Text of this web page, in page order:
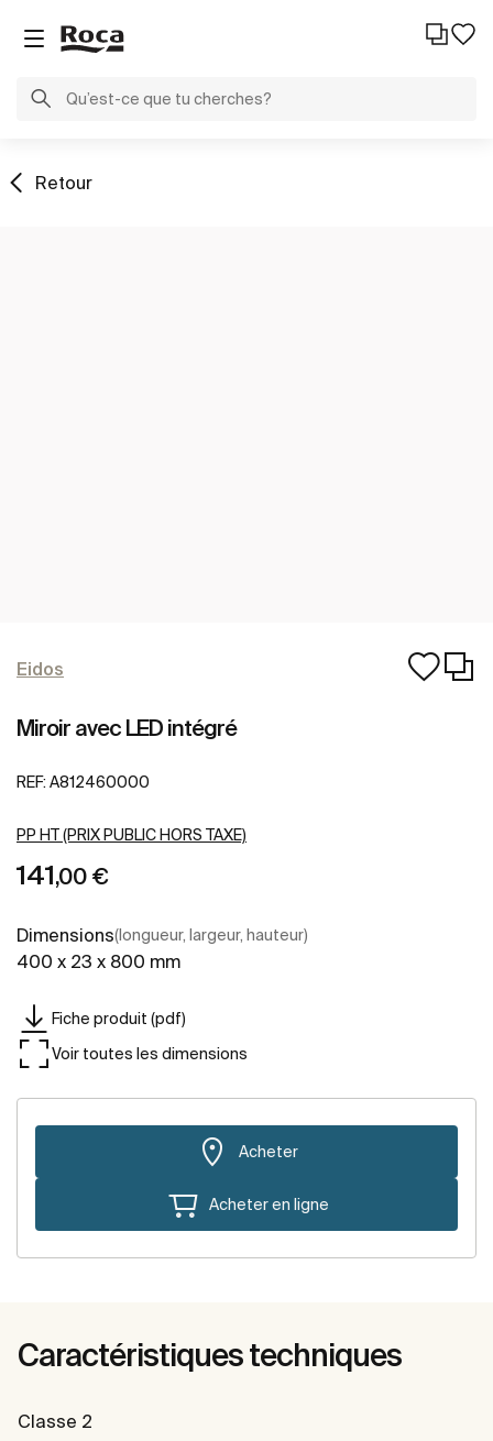
Retour
Eidos
Miroir avec LED intégré
REF: A812460000
PP HT (PRIX PUBLIC HORS TAXE)
141,00 €
Dimensions(longueur, largeur, hauteur)
400 x 23 x 800 mm
Fiche produit (pdf)
Voir toutes les dimensions
Acheter
Acheter en ligne
Caractéristiques techniques
Classe 2